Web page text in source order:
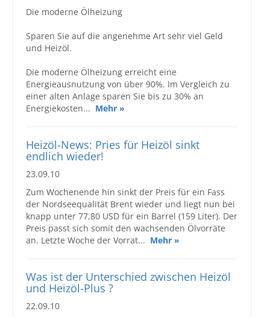
Die moderne Ölheizung
Sparen Sie auf die angenehme Art sehr viel Geld
und Heizöl.
Die moderne Ölheizung erreicht eine
Energieausnutzung von über 90%. Im Vergleich zu
einer alten Anlage sparen Sie bis zu 30% an
Energiekosten... Mehr »
Heizöl-News: Pries für Heizöl sinkt
endlich wieder!
23.09.10
Zum Wochenende hin sinkt der Preis für ein Fass
der Nordseequalität Brent wieder und liegt nun bei
knapp unter 77,80 USD für ein Barrel (159 Liter). Der
Preis passt sich somit den wachsenden Ölvorräte
an. Letzte Woche der Vorrat... Mehr »
Was ist der Unterschied zwischen Heizöl
und Heizöl-Plus ?
22.09.10